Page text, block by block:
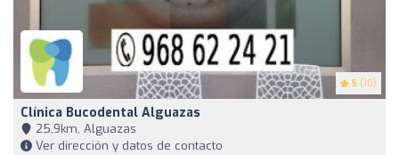
5 (10)
Clínica Bucodental Alguazas
25,9km, Alguazas
Ver dirección y datos de contacto